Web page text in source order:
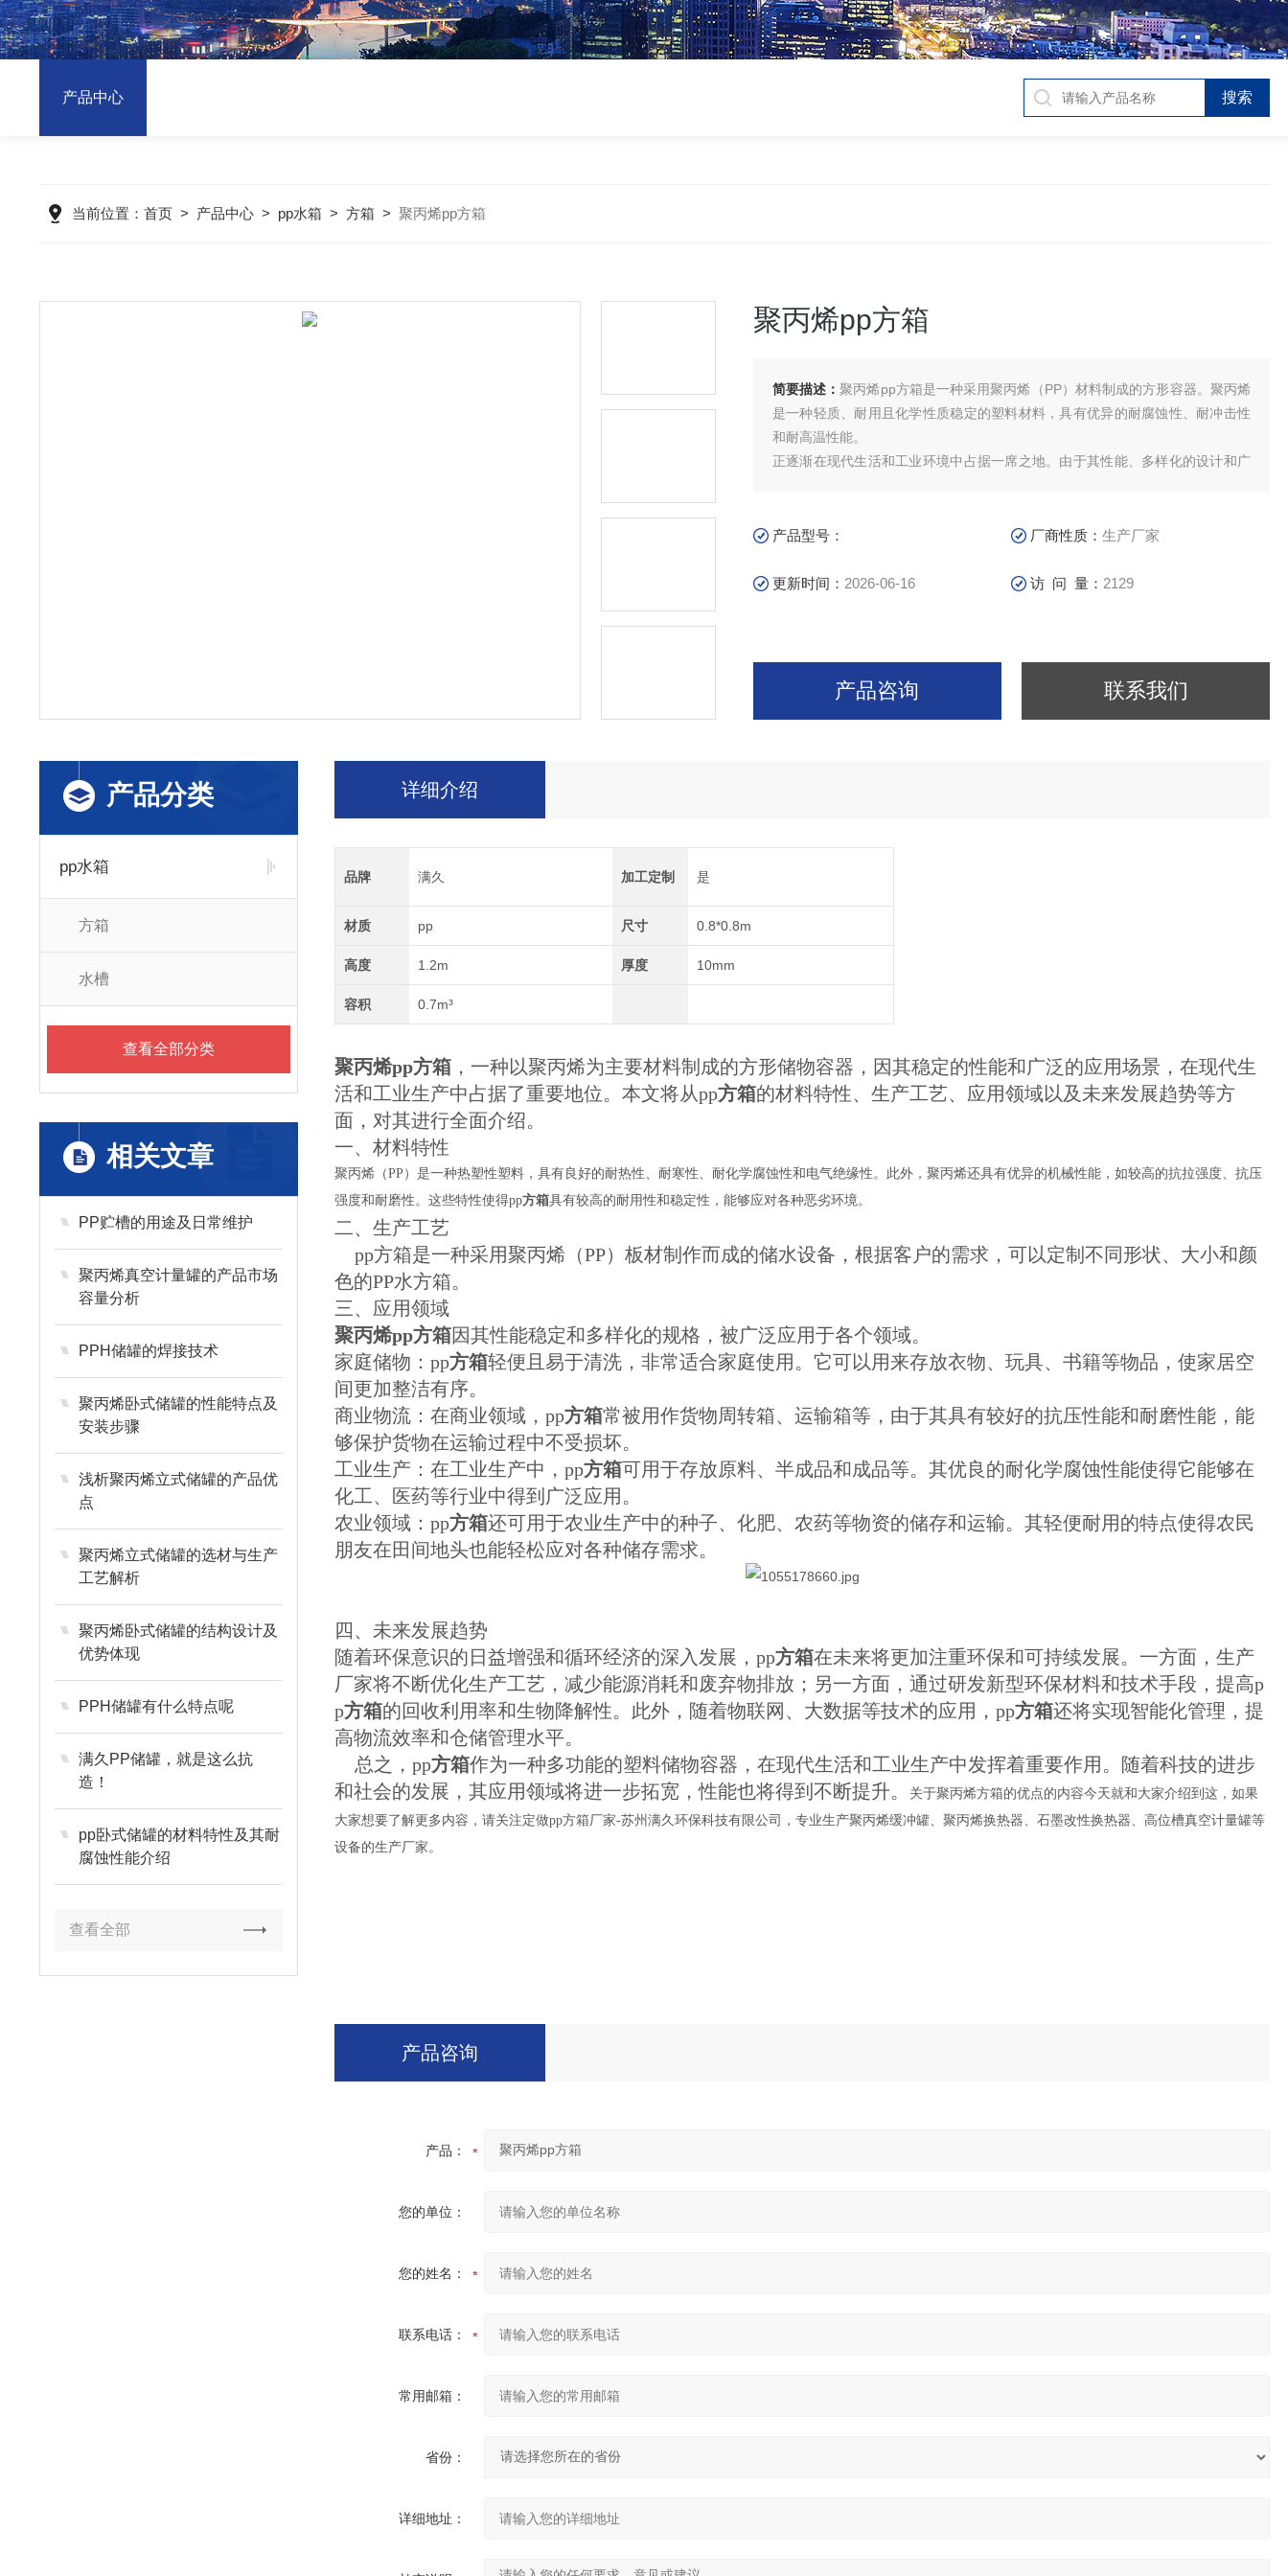
产品中心
当前位置： 首页> 产品中心> pp水箱 > 方箱 > 聚丙烯pp方箱
聚丙烯pp方箱
简要描述：聚丙烯pp方箱是一种采用聚丙烯（PP）材料制成的方形容器。聚丙烯
是一种轻质、耐用且化学性质稳定的塑料材料，具有优异的耐腐蚀性、耐冲击性
和耐高温性能。
正逐渐在现代生活和工业环境中占据一席之地。由于其性能、多样化的设计和广
产品型号： 厂商性质：生产厂家
更新时间： 2026-06-16 访 问 量： 2129
产品咨询 联系我们
产品分类
pp水箱
方箱
水槽
查看全部分类
相关文章
PP贮槽的用途及日常维护
聚丙烯真空计量罐的产品市场
容量分析
PPH储罐的焊接技术
聚丙烯卧式储罐的性能特点及
安装步骤
浅析聚丙烯立式储罐的产品优
点
聚丙烯立式储罐的选材与生产
工艺解析
聚丙烯卧式储罐的结构设计及
优势体现
PPH储罐有什么特点呢
满久PP储罐，就是这么抗
造！
pp卧式储罐的材料特性及其耐
腐蚀性能介绍
查看全部
详细介绍
品牌 满久 加工定制 是
材质 pp 尺寸 0.8*0.8m
高度 1.2m 厚度 10mm
容积 0.7m³
聚丙烯pp方箱 ，一种以聚丙烯为主要材料制成的方形储物容器，因其稳定的性能和广泛的应用场景，在现代生
活和工业生产中占据了重要地位。本文将从pp方箱的材料特性、生产工艺、应用领域以及未来发展趋势等方
面，对其进行全面介绍。
一、材料特性
聚丙烯（PP）是一种热塑性塑料，具有良好的耐热性、耐寒性、耐化学腐蚀性和电气绝缘性。此外，聚丙烯还具有优异的机械性能，如较高的抗拉强度、抗压
强度和耐磨性。这些特性使得pp方箱具有较高的耐用性和稳定性，能够应对各种恶劣环境。
二、生产工艺
pp方箱是一种采用聚丙烯（PP）板材制作而成的储水设备，根据客户的需求，可以定制不同形状、大小和颜
色的PP水方箱。
三、应用领域
聚丙烯pp方箱因其性能稳定和多样化的规格，被广泛应用于各个领域。
家庭储物：pp方箱轻便且易于清洗，非常适合家庭使用。它可以用来存放衣物、玩具、书籍等物品，使家居空
间更加整洁有序。
商业物流：在商业领域，pp方箱常被用作货物周转箱、运输箱等，由于其具有较好的抗压性能和耐磨性能，能
够保护货物在运输过程中不受损坏。
工业生产：在工业生产中，pp方箱可用于存放原料、半成品和成品等。其优良的耐化学腐蚀性能使得它能够在
化工、医药等行业中得到广泛应用。
农业领域：pp方箱还可用于农业生产中的种子、化肥、农药等物资的储存和运输。其轻便耐用的特点使得农民
朋友在田间地头也能轻松应对各种储存需求。
四、未来发展趋势
随着环保意识的日益增强和循环经济的深入发展，pp方箱在未来将更加注重环保和可持续发展。一方面，生产
厂家将不断优化生产工艺，减少能源消耗和废弃物排放；另一方面，通过研发新型环保材料和技术手段，提高p
p方箱的回收利用率和生物降解性。此外，随着物联网、大数据等技术的应用，pp方箱还将实现智能化管理，提
高物流效率和仓储管理水平。
总之，pp方箱作为一种多功能的塑料储物容器，在现代生活和工业生产中发挥着重要作用。随着科技的进步
和社会的发展，其应用领域将进一步拓宽，性能也将得到不断提升。
关于聚丙烯方箱的优点的内容今天就和大家介绍到这，如果
大家想要了解更多内容，请关注定做pp方箱厂家-苏州满久环保科技有限公司，专业生产聚丙烯缓冲罐、聚丙烯换热器、石墨改性换热器、高位槽真空计量罐等
设备的生产厂家。
产品咨询
产品：
您的单位：
您的姓名：
联系电话：
常用邮箱：
省份：
详细地址：